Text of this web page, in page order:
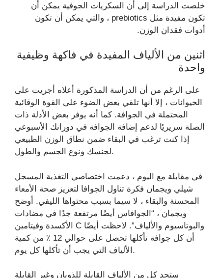
خلصت الدراسة إلى أن السكريات الجوفية يمكن أن
تكون مفيدة مثل prebiotics ، والتي يمكن أن تكون
أدوات فقدان الوزن.
اثنين من الألياف المفيدة في فاكهة وظيفية
واحدة
على الرغم من أن الدراسة المذكورة أعلاه أجريت على
الحيوانات ، إلا أنها تلقي بعض الضوء على القوة الوقائية
المحتملة في الجوافة. كما أنه يوفر بعض الأدلة ذات
الصلة سريريًا لدعم إضافة الجوافة في دورانك الأسبوعي
إذا كنت ترغب في البقاء ضمن نطاق الوزن الطبيعي
لجنسك ونوع الجسم والطول.
في مقابلة مع اليوم ، دعمت اختصاصي التغذية المسجل
شيلي ويجمان فكرة تناول الجوافا لتعزيز صحة الأمعاء
المحسنة والبقاء ، لا سيما بسبب محتواها الليفي. أوضح
ويجمان ، “الجوافاس أيضًا مرتفعة جدًا في مضادات
الأكسدة وفيتامين C والبوتاسيوم والألياف”. لاحظت أيضًا
أن كل جوافة تأكلها تحصل على حوالي 12 ٪ من كمية
الألياف التي يجب أن تأكلها كل يوم.
ستجد كل من الألياف القابلة للذوبان وغير القابلة